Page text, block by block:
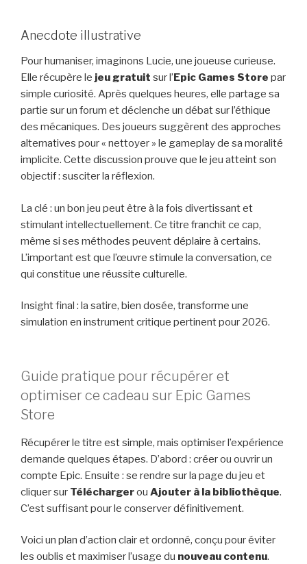
Anecdote illustrative
Pour humaniser, imaginons Lucie, une joueuse curieuse.
Elle récupère le jeu gratuit sur l’Epic Games Store par
simple curiosité. Après quelques heures, elle partage sa
partie sur un forum et déclenche un débat sur l’éthique
des mécaniques. Des joueurs suggèrent des approches
alternatives pour « nettoyer » le gameplay de sa moralité
implicite. Cette discussion prouve que le jeu atteint son
objectif : susciter la réflexion.
La clé : un bon jeu peut être à la fois divertissant et
stimulant intellectuellement. Ce titre franchit ce cap,
même si ses méthodes peuvent déplaire à certains.
L’important est que l’œuvre stimule la conversation, ce
qui constitue une réussite culturelle.
Insight final : la satire, bien dosée, transforme une
simulation en instrument critique pertinent pour 2026.
Guide pratique pour récupérer et
optimiser ce cadeau sur Epic Games
Store
Récupérer le titre est simple, mais optimiser l’expérience
demande quelques étapes. D’abord : créer ou ouvrir un
compte Epic. Ensuite : se rendre sur la page du jeu et
cliquer sur Téléchargerou Ajouter à la bibliothèque.
C’est suffisant pour le conserver définitivement.
Voici un plan d’action clair et ordonné, conçu pour éviter
les oublis et maximiser l’usage du nouveau contenu.